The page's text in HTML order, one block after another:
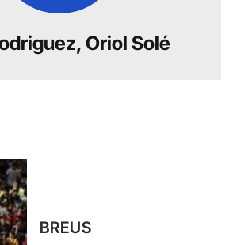
Oriol Solé
BREUS